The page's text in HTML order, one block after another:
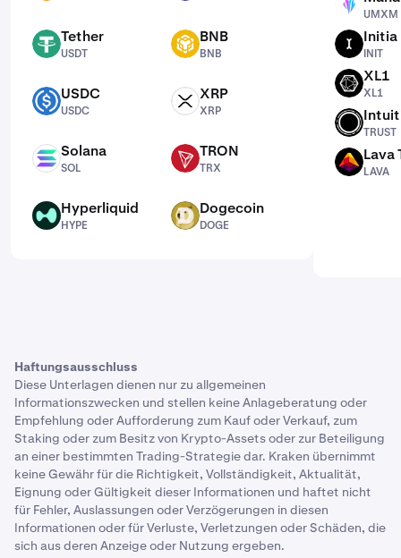
USDT Tether
USDT
BNB BNB
BNB
USDC USDC
USDC
XRP XRP
XRP
SOL Solana
SOL
TRX TRON
TRX
HYPE Hyperliquid
HYPE
DOGE Dogecoin
DOGE
UMXM
UMXM
Initia
INIT
XL1 XL1
XL1
TRUST
TRUST
LAVA Lava
LAVA
Haftungsausschluss
Diese Unterlagen dienen nur zu allgemeinen
Informationszwecken und stellen keine Anlageberatung oder
Empfehlung oder Aufforderung zum Kauf oder Verkauf, zum
Staking oder zum Besitz von Krypto-Assets oder zur Beteiligung
an einer bestimmten Trading-Strategie dar. Kraken übernimmt
keine Gewähr für die Richtigkeit, Vollständigkeit, Aktualität,
Eignung oder Gültigkeit dieser Informationen und haftet nicht
für Fehler, Auslassungen oder Verzögerungen in diesen
Informationen oder für Verluste, Verletzungen oder Schäden, die
sich aus deren Anzeige oder Nutzung ergeben.